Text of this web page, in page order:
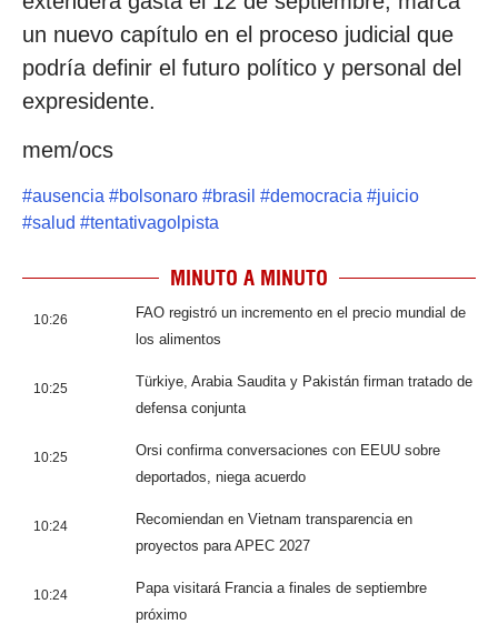
un nuevo capítulo en el proceso judicial que
podría definir el futuro político y personal del
expresidente.
mem/ocs
#ausencia #bolsonaro #brasil #democracia #juicio
#salud #tentativagolpista
MINUTO A MINUTO
10:26
FAO registró un incremento en el precio mundial de
los alimentos
10:25
Türkiye, Arabia Saudita y Pakistán firman tratado de
defensa conjunta
10:25
Orsi confirma conversaciones con EEUU sobre
deportados, niega acuerdo
10:24
Recomiendan en Vietnam transparencia en
proyectos para APEC 2027
10:24
Papa visitará Francia a finales de septiembre
próximo